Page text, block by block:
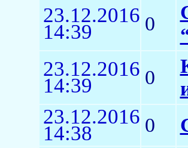
23.12.2016
14:39 0
23.12.2016
14:39 0
23.12.2016
14:38 0